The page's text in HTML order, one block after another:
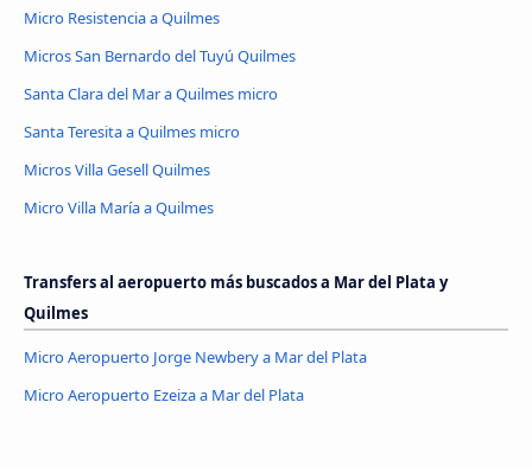
Micro Resistencia a Quilmes
Micros San Bernardo del Tuyú Quilmes
Santa Clara del Mar a Quilmes micro
Santa Teresita a Quilmes micro
Micros Villa Gesell Quilmes
Micro Villa María a Quilmes
Transfers al aeropuerto más buscados a Mar del Plata y
Quilmes
Micro Aeropuerto Jorge Newbery a Mar del Plata
Micro Aeropuerto Ezeiza a Mar del Plata